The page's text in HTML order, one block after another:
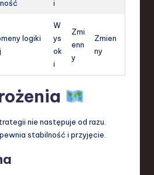
i
logiki
W
ys
ok
i
Zmi
enn
y
Zmien
ny
nie następuje od razu.
stabilność i przyjęcie.